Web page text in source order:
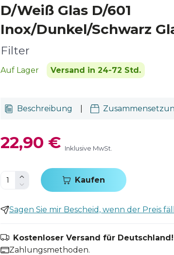
D/Weiß Glas D/601
Inox/Dunkel/Schwarz
Filter
Auf Lager Versand in 24-72 Std.
Beschreibung
22,90 € Inklusive MwSt.
Kaufen
Sagen Sie mir Bescheid, wenn der Preis
Kostenloser Versand für Deutschland!
Zahlungsmethoden.